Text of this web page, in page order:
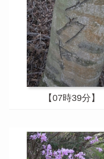
【07時39分】